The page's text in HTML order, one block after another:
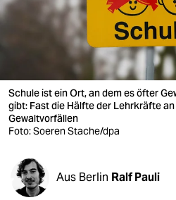
wahrheit
verlag
veranstaltungen
shop
fragen & hilfe
unterstützen
Schule ist ein Ort, an dem es öfter
gibt: Fast die Hälfte der Lehrkräfte
Gewaltvorfällen
Foto: Soeren Stache/dpa
Aus Berlin Ralf Pauli